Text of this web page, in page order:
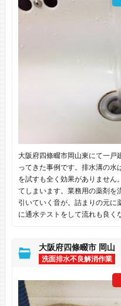
大阪府四條畷市岡山東にて一戸
ってきた事例です。排水溝の水
を試すも全く効果がありません
てしまいます。業務用の薬剤を
引いていく音が。詰まりの元に
に通水テストをして流れも良く
大阪府四條畷市 岡
洗面排水不良解消作業